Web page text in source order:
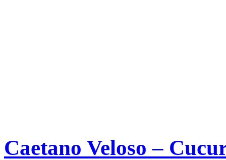
Caetano Veloso –